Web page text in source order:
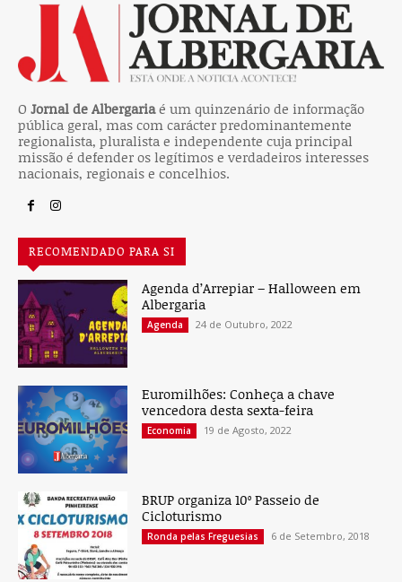
O Jornal de Albergariaé um quinzenário de informação
pública geral, mas com carácter predominantemente
regionalista, pluralista e independente cuja principal
missão é defender os legítimos e verdadeiros interesses
nacionais, regionais e concelhios.
RECOMENDADO PARA SI
Agenda d’Arrepiar – Halloween em
Albergaria
Agenda 24 de Outubro, 2022
Euromilhões: Conheça a chave
vencedora desta sexta-feira
Economia 19 de Agosto, 2022
BRUP organiza 10º Passeio de
Cicloturismo
Ronda pelas Freguesias 6 de Setembro, 2018